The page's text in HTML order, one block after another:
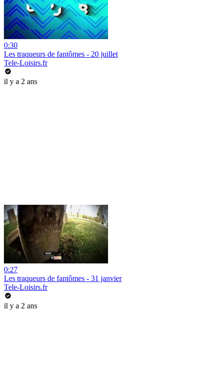
0:30
Les traqueurs de fantômes - 20 juillet
Tele-Loisirs.fr
il y a 2 ans
0:27
Les traqueurs de fantômes - 31 janvier
Tele-Loisirs.fr
il y a 2 ans